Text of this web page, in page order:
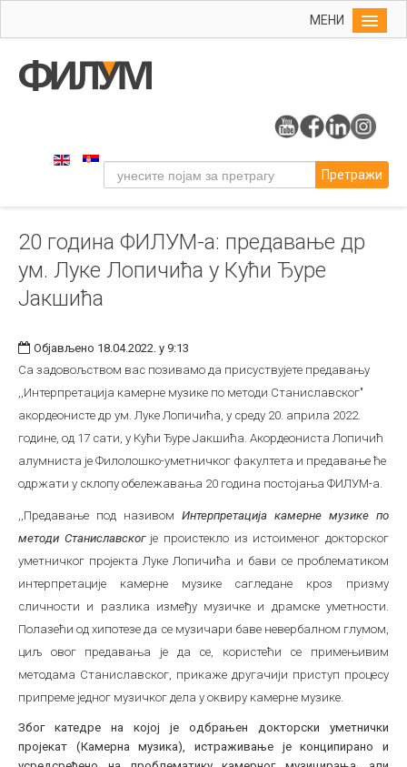
МЕНИ
Упис
Уметност
Музичка уметност
Примењена и ликовна уметност
Галерија
Библиотека
Студенти
Међународна
Претражи
20 година ФИЛУМ-а: предавање др
ум. Луке Лопичића у Кући Ђуре
Јакшића
Објављено 18.04.2022. у 9:13
Са задовољством вас позивамо да присуствујете предавању
,,Интерпретација камерне музике по методи Станиславског"
акордеонисте др ум. Луке Лопичића, у среду 20. априла 2022.
године, од 17 сати, у Кући Ђуре Јакшића. Акордеониста Лопичић
алумниста је Филолошко-уметничког факултета и предавање ће
одржати у склопу обележавања 20 година постојања ФИЛУМ-а.
,,Предавање под називом Интерпретација камерне музике по
методи Станиславскогје проистекло из истоименог докторског
уметничког пројекта Луке Лопичића и бави се проблематиком
интерпретације камерне музике сагледане кроз призму
сличности и разлика између музичке и драмске уметности.
Полазећи од хипотезе да се музичари баве невербалном глумом,
циљ овог предавања је да се, користећи се примењивим
методама Станиславског, прикаже другачији приступ процесу
припреме једног музичког дела у оквиру камерне музике.
Због катедре на којој је одбрањен докторски уметнички
пројекат (Камерна музика), истраживање је конципирано и